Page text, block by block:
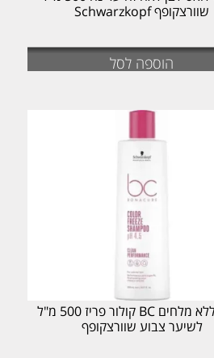
שוורצקופף Schwarzkopf
הוספה לסל
שמפו ללא מלחים BC קולור פריז 500 מ"ל
לשיער צבוע שוורצקופף